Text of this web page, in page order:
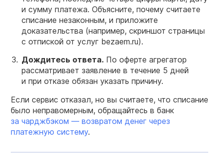
и сумму платежа. Объясните, почему считаете
списание незаконным, и приложите
доказательства (например, скриншот страницы
с отпиской от услуг bezaem.ru).
Дождитесь ответа. По оферте агрегатор
рассматривает заявление в течение 5 дней
и при отказе обязан указать причину.
Если сервис отказал, но вы считаете, что списание
было неправомерным, обращайтесь в банк
за чарджбэком — возвратом денег через
платежную систему.